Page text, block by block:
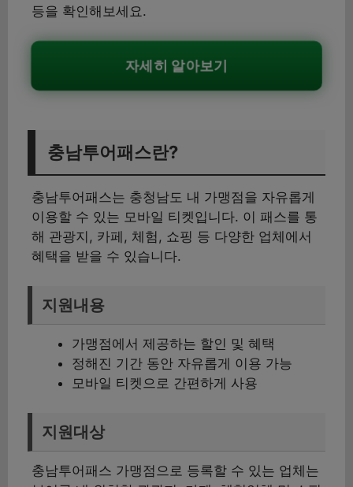
등을 확인해보세요.
자세히 알아보기
충남투어패스란?
충남투어패스는 충청남도 내 가맹점을 자유롭게
이용할 수 있는 모바일 티켓입니다. 이 패스를 통
해 관광지, 카페, 체험, 쇼핑 등 다양한 업체에서
혜택을 받을 수 있습니다.
지원내용
가맹점에서 제공하는 할인 및 혜택
정해진 기간 동안 자유롭게 이용 가능
모바일 티켓으로 간편하게 사용
지원대상
충남투어패스 가맹점으로 등록할 수 있는 업체는